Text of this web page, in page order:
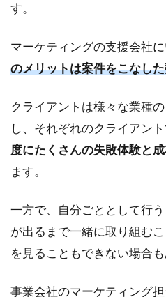
対策
2.3
運用
ー
ケ
ン
グ
ス
ル
す。
マーケティングの支援会社
のメリットは案件をこなし
クライアントは様々な業種
し、それぞれのクライアン
度にたくさんの失敗体験と
ます。
一方で、自分ごととして行
が出るまで一緒に取り組む
を見ることもできない場合も
事業会社のマーケティング担